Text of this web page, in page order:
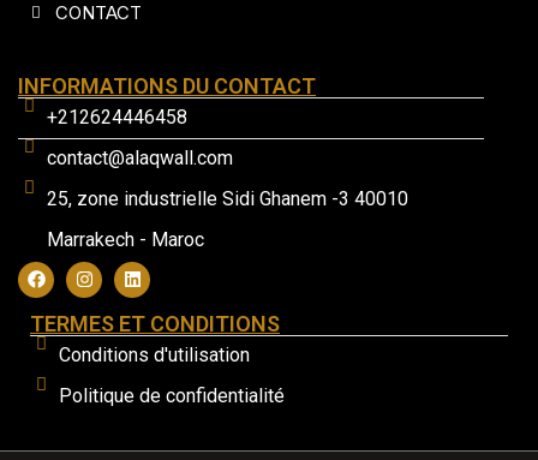
CONTACT
INFORMATIONS DU CONTACT
+212624446458
contact@alaqwall.com
25, zone industrielle Sidi Ghanem -3 40010
Marrakech - Maroc
TERMES ET CONDITIONS
Conditions d'utilisation
Politique de confidentialité